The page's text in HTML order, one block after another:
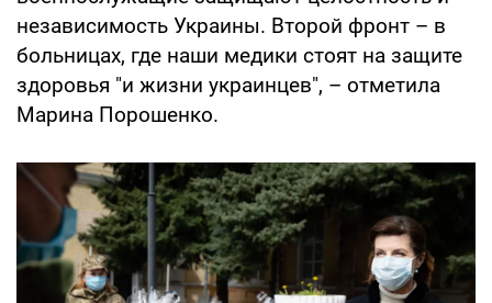
независимость Украины. Второй фронт – в
больницах, где наши медики стоят на защите
здоровья "и жизни украинцев", – отметила
Марина Порошенко.